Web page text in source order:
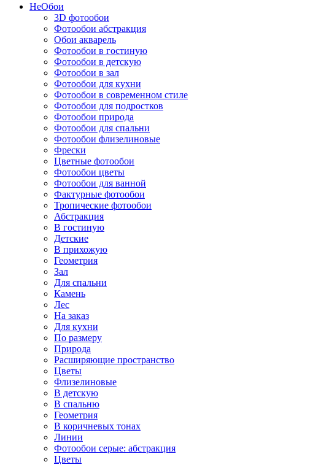
НеОбои
3D фотообои
Фотообои абстракция
Обои акварель
Фотообои в гостиную
Фотообои в детскую
Фотообои в зал
Фотообои для кухни
Фотообои в современном стиле
Фотообои для подростков
Фотообои природа
Фотообои для спальни
Фотообои флизелиновые
Фрески
Цветные фотообои
Фотообои цветы
Фотообои для ванной
Фактурные фотообои
Тропические фотообои
Абстракция
В гостиную
Детские
В прихожую
Геометрия
Зал
Для спальни
Камень
Лес
На заказ
Для кухни
По размеру
Природа
Расширяющие пространство
Цветы
Флизелиновые
В детскую
В спальню
Геометрия
В коричневых тонах
Линии
Фотообои серые: абстракция
Цветы